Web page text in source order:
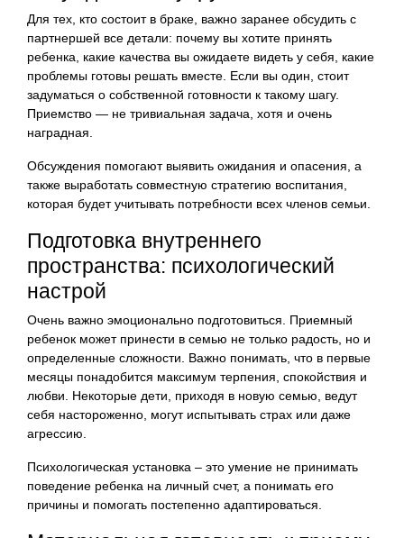
Для тех, кто состоит в браке, важно заранее обсудить с
партнершей все детали: почему вы хотите принять
ребенка, какие качества вы ожидаете видеть у себя, какие
проблемы готовы решать вместе. Если вы один, стоит
задуматься о собственной готовности к такому шагу.
Приемство — не тривиальная задача, хотя и очень
наградная.
Обсуждения помогают выявить ожидания и опасения, а
также выработать совместную стратегию воспитания,
которая будет учитывать потребности всех членов семьи.
Подготовка внутреннего
пространства: психологический
настрой
Очень важно эмоционально подготовиться. Приемный
ребенок может принести в семью не только радость, но и
определенные сложности. Важно понимать, что в первые
месяцы понадобится максимум терпения, спокойствия и
любви. Некоторые дети, приходя в новую семью, ведут
себя настороженно, могут испытывать страх или даже
агрессию.
Психологическая установка – это умение не принимать
поведение ребенка на личный счет, а понимать его
причины и помогать постепенно адаптироваться.